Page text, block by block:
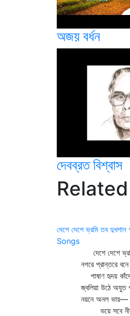
অজয় বর্ধন
দেবব্রত বিশ্বাস
দেশে দেশে ভ্রমি তব দুখগান
Songs
দেশে দেশে ভ্রমি
নগরে প্রান্তরে বনে
পাষাণ হৃদয় কাঁদে সে
জ্বলিয়া উঠে অযুত
নয়নে অনল ভায়— শূন্য
ভয়ে সবে নীরবে